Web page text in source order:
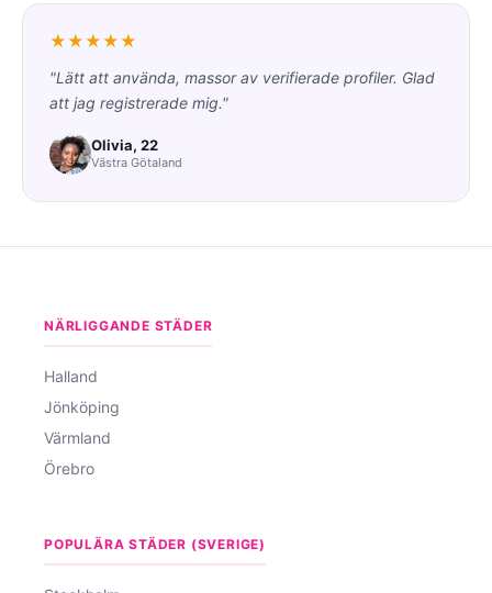
★★★★★
"Lätt att använda, massor av verifierade profiler. Glad
att jag registrerade mig."
Olivia, 22
Västra Götaland
NÄRLIGGANDE STÄDER
Halland
Jönköping
Värmland
Örebro
POPULÄRA STÄDER (SVERIGE)